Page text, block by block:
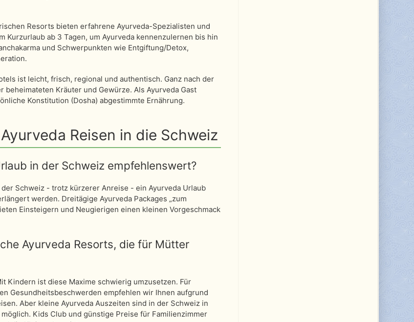
Resorts bieten erfahrene Ayurveda-Spezialisten und
ab 3 Tagen, um Ayurveda kennenzulernen bis hin
und Schwerpunkten wie Entgiftung/Detox,
ist leicht, frisch, regional und authentisch. Ganz nach der
Kräuter und Gewürze. Als Ayurveda Gast
Konstitution (Dosha) abgestimmte Ernährung.
Reisen in die Schweiz
in der Schweiz empfehlenswert?
Schweiz - trotz kürzerer Anreise - ein Ayurveda Urlaub
werden. Dreitägige Ayurveda Packages „zum
Einsteigern und Neugierigen einen kleinen Vorgeschmack
Ayurveda Resorts, die für Mütter
Kindern ist diese Maxime schwierig umzusetzen. Für
Gesundheitsbeschwerden empfehlen wir Ihnen aufgrund
Aber kleine Ayurveda Auszeiten sind in der Schweiz in
Kids Club und günstige Preise für Familienzimmer